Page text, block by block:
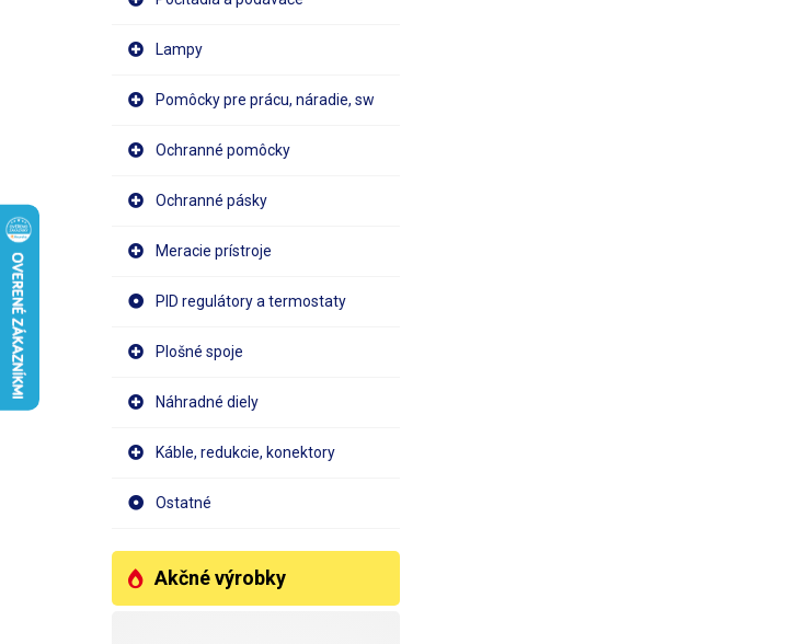
Lampy
Pomôcky pre prácu, náradie, sw
Ochranné pomôcky
Ochranné pásky
Meracie prístroje
PID regulátory a termostaty
Plošné spoje
Náhradné diely
Káble, redukcie, konektory
Ostatné
Akčné výrobky